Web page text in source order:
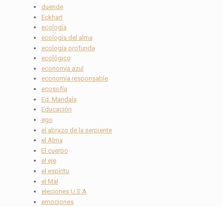
duende
Eckhart
ecología
ecología del alma
ecología profunda
ecológico
economía azul
economía responsable
ecosofía
Ed. Mandala
Educación
ego
el abrazo de la serpiente
el Alma
El cuerpo
el eje
el espíritu
el Mal
eleciones U.S.A
emociones